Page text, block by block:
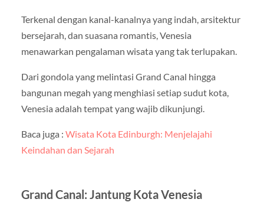
Terkenal dengan kanal-kanalnya yang indah, arsitektur
bersejarah, dan suasana romantis, Venesia
menawarkan pengalaman wisata yang tak terlupakan.
Dari gondola yang melintasi Grand Canal hingga
bangunan megah yang menghiasi setiap sudut kota,
Venesia adalah tempat yang wajib dikunjungi.
Baca juga : Wisata Kota Edinburgh: Menjelajahi
Keindahan dan Sejarah
Grand Canal: Jantung Kota Venesia